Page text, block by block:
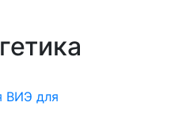
ВИЭ для